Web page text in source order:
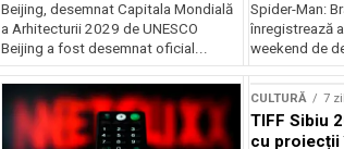
Beijing, desemnat Capitala Mondială
a Arhitecturii 2029 de UNESCO
Beijing a fost desemnat oficial...
Spider-Man:
înregistrează
weekend de
CULTURĂ 7
TIFF Sibiu
cu